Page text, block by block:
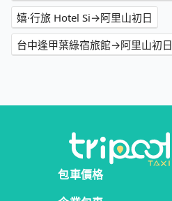
嬉·行旅 Hotel Si→阿里山初日
台中逢甲葉綠宿旅館→阿里山初日
包車價格